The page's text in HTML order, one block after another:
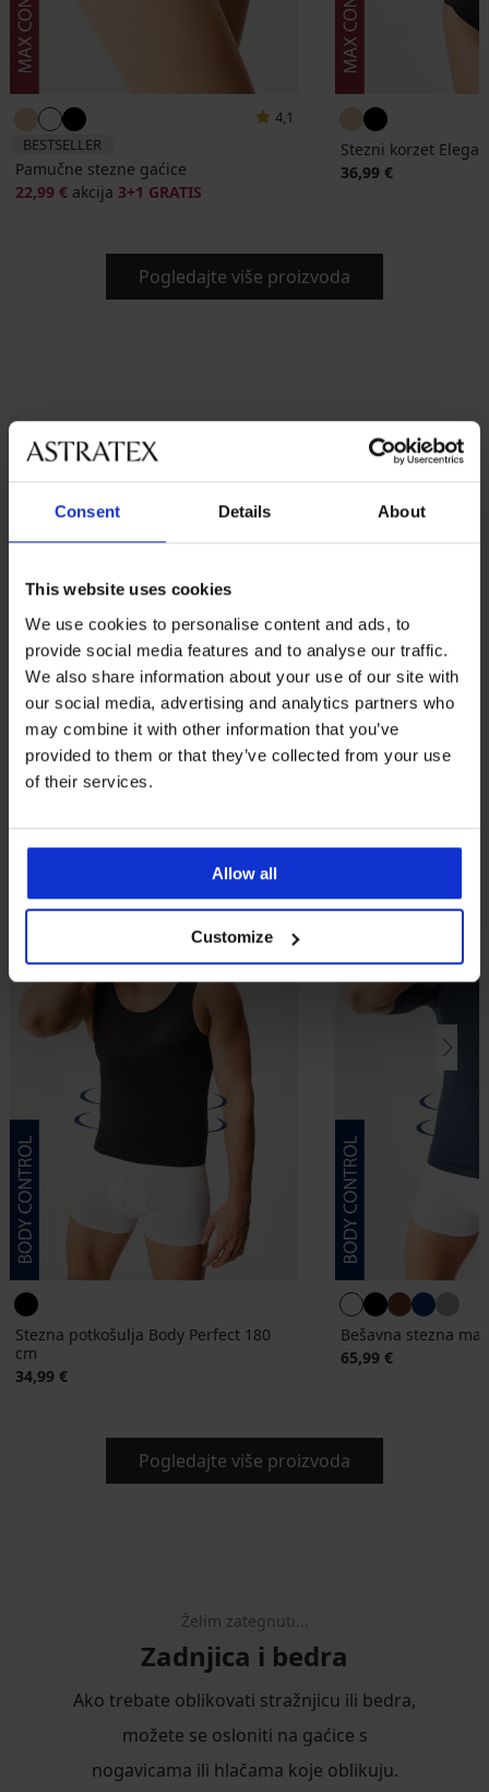
Consent Details About
This website uses cookies
We use cookies to personalise content and ads, to
provide social media features and to analyse our traffic.
We also share information about your use of our site with
our social media, advertising and analytics partners who
may combine it with other information that you’ve
provided to them or that they’ve collected from your use
of their services.
Allow all
Customize
4,1
BESTSELLER
Pamučne stezne gaćice
22,99 € akcija 3+1 GRATIS
Stezni korzet
36,99 €
Pogledajte više proizvoda
Trbuh i bokove
Ako vas muči područje bokova i trbuha,
odlučite se za korzet s kukicama ili stezne
gaćice s visokim strukom.
Muškarcima će s područjem trbuha
pomoći stezne potkošulje i majice. Stezni
pojasevi ili bokserice s visokim strukom
zagladit će i područje bokova.
Stezna potkošulja Body Perfect 180
cm
34,99 €
Bešavna stezna
65,99 €
Pogledajte više proizvoda
Želim zategnuti...
Zadnjica i bedra
Ako trebate oblikovati stražnjicu ili bedra,
možete se osloniti na gaćice s
nogavicama ili hlačama koje oblikuju.